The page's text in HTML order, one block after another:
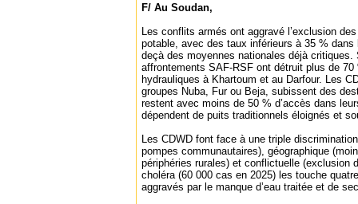
F/ Au Soudan,
Les conflits armés ont aggravé l’exclusion des
potable, avec des taux inférieurs à 35 %
deçà des moyennes nationales déjà critiques.
affrontements SAF-RSF ont détruit plus de
hydrauliques à Khartoum et au Darfour. Les
groupes Nuba, Fur ou Beja, subissent des
restent avec moins de 50 % d’accès dans
dépendent de puits traditionnels éloignés et
Les CDWD font face à une triple
pompes communautaires), géographique
périphéries rurales) et conflictuelle (exclusion
choléra (60 000 cas en 2025) les touche
aggravés par le manque d’eau traitée et de